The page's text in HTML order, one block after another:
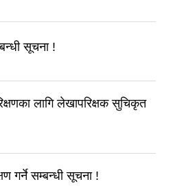
सूचना !
लागि लेखापरिक्षक सुचिकृत
गर्ने सम्बन्धी सूचना !